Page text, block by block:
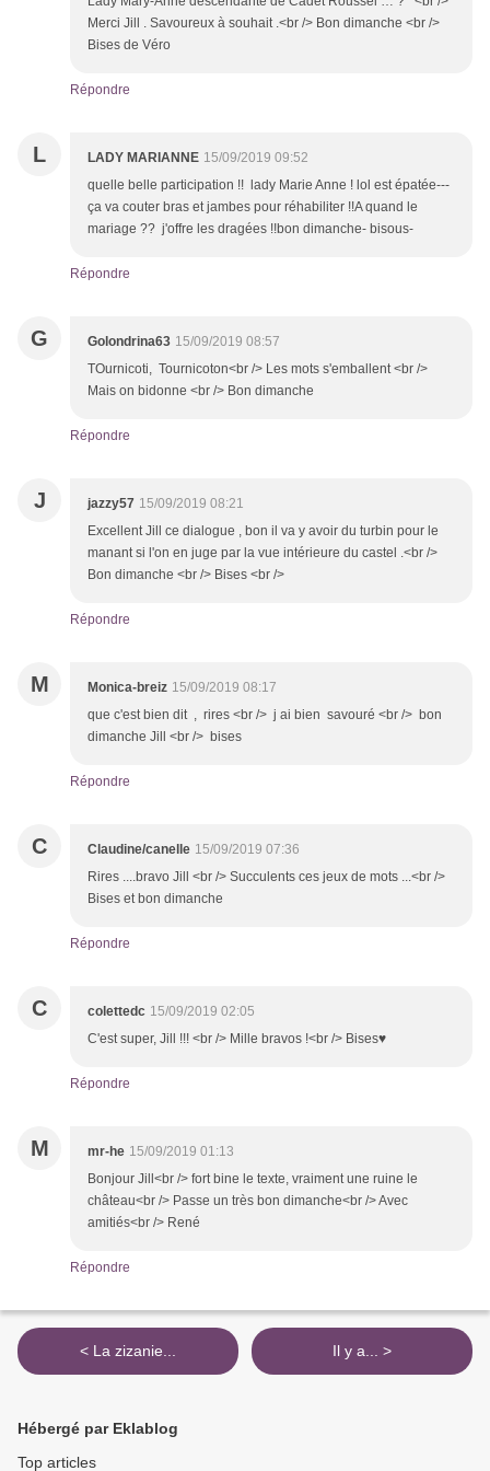
Merci Jill . Savoureux à souhait .<br /> Bon dimanche <br />
Bises de Véro
Répondre
L LADY MARIANNE 15/09/2019 09:52
quelle belle participation !! lady Marie Anne ! lol est épatée---
ça va couter bras et jambes pour réhabiliter !!A quand le
mariage ?? j'offre les dragées !!bon dimanche- bisous-
Répondre
G Golondrina63 15/09/2019 08:57
TOurnicoti, Tournicoton<br /> Les mots s'emballent <br />
Mais on bidonne <br /> Bon dimanche
Répondre
J jazzy57 15/09/2019 08:21
Excellent Jill ce dialogue , bon il va y avoir du turbin pour le
manant si l'on en juge par la vue intérieure du castel .<br />
Bon dimanche <br /> Bises <br />
Répondre
M Monica-breiz 15/09/2019 08:17
que c'est bien dit , rires <br /> j ai bien savouré <br /> bon
dimanche Jill <br /> bises
Répondre
C Claudine/canelle 15/09/2019 07:36
Rires ....bravo Jill <br /> Succulents ces jeux de mots ...<br />
Bises et bon dimanche
Répondre
C colettedc 15/09/2019 02:05
C'est super, Jill !!! <br /> Mille bravos !<br /> Bises♥
Répondre
M mr-he 15/09/2019 01:13
Bonjour Jill<br /> fort bine le texte, vraiment une ruine le
château<br /> Passe un très bon dimanche<br /> Avec
amitiés<br /> René
Répondre
< La zizanie... Il y a... >
Hébergé par Eklablog
Top articles